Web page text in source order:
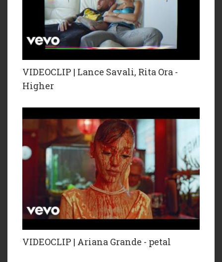
VIDEOCLIP | Lance Savali, Rita Ora -
Higher
VIDEOCLIP | Ariana Grande - petal